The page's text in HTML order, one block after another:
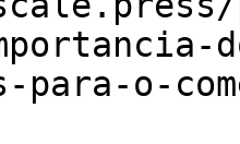
para-o-